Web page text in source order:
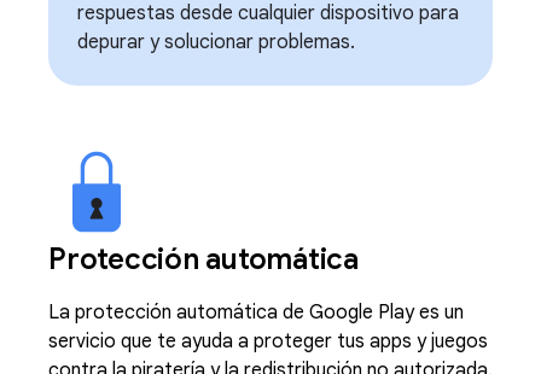
respuestas desde cualquier dispositivo para
depurar y solucionar problemas.
Protección automática
La protección automática de Google Play es un
servicio que te ayuda a proteger tus apps y juegos